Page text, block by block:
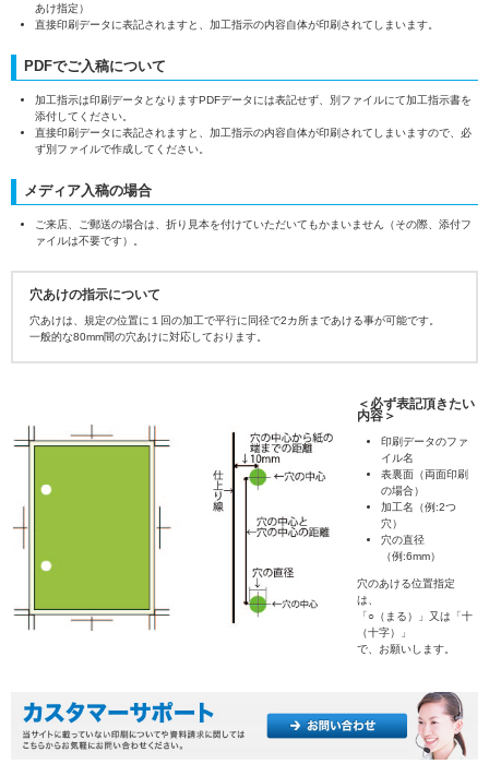
あけ指定）
直接印刷データに表記されますと、加工指示の内容自体が印刷されてしまいます。
PDFでご入稿について
加工指示は印刷データとなりますPDFデータには表記せず、別ファイルにて加工指示書を
添付してください。
直接印刷データに表記されますと、加工指示の内容自体が印刷されてしまいますので、必
ず別ファイルで作成してください。
メディア入稿の場合
ご来店、ご郵送の場合は、折り見本を付けていただいてもかまいません（その際、添付フ
ァイルは不要です）。
穴あけの指示について
穴あけは、規定の位置に１回の加工で平行に同径で2カ所まであける事が可能です。
一般的な80mm間の穴あけに対応しております。
＜必ず表記頂きたい
内容＞
印刷データのファ
イル名
表裏面（両面印刷
の場合）
加工名（例:2つ
穴）
穴の直径
（例:6mm）
穴のあける位置指定
は、
「○（まる）」又は「十
（十字）」
で、お願いします。